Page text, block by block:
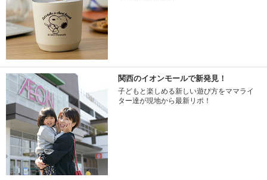
関西のイオンモールで新発見！
子どもと楽しめる新しい遊び方をママライ
ター達が現地から最新リポ！